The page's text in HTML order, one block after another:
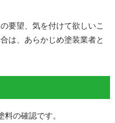
要望、気を付けて欲しいこ
は、あらかじめ塗装業者と
料の確認です。